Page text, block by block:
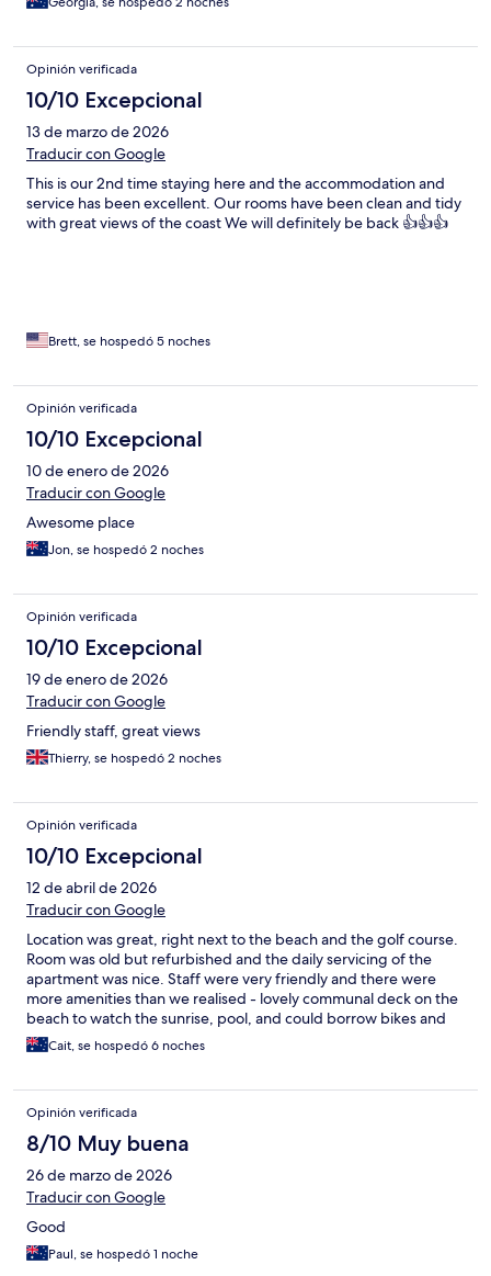
Opinión verificada
10/10 Excepcional
13 de marzo de 2026
Traducir con Google
This is our 2nd time staying here and the accommodation and
service has been excellent. Our rooms have been clean and tidy
with great views of the coast We will definitely be back 👍👍👍
Brett, se hospedó 5 noches
Opinión verificada
10/10 Excepcional
10 de enero de 2026
Traducir con Google
Awesome place
Jon, se hospedó 2 noches
Opinión verificada
10/10 Excepcional
19 de enero de 2026
Traducir con Google
Friendly staff, great views
Thierry, se hospedó 2 noches
Opinión verificada
10/10 Excepcional
12 de abril de 2026
Traducir con Google
Location was great, right next to the beach and the golf course.
Room was old but refurbished and the daily servicing of the
apartment was nice. Staff were very friendly and there were
more amenities than we realised - lovely communal deck on the
beach to watch the sunrise, pool, and could borrow bikes and
racquets/balls for the half tennis court.
Cait, se hospedó 6 noches
Opinión verificada
8/10 Muy buena
26 de marzo de 2026
Traducir con Google
Good
Paul, se hospedó 1 noche